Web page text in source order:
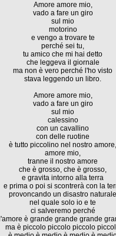
Amore amore mio,
vado a fare un giro
sul mio
motorino
e vengo a trovare te
perché sei tu,
tu amico che mi hai detto
che leggeva il giornale
ma non è vero perché l'ho visto
stava leggendo un libro.
Amore amore mio,
vado a fare un giro
sul mio
calessino
con un cavallino
con delle ruotine
è tutto piccolino nel nostro amore,
amore mio,
tranne il nostro amore
che è grosso, che è grosso,
e gravita intorno alla terra
e prima o poi si scontrerà con la
provoncando un disastro naturale
nel quale solo io e te
ci salveremo perché
l'amore è grande grande grande
ma è piccolo piccolo piccolo